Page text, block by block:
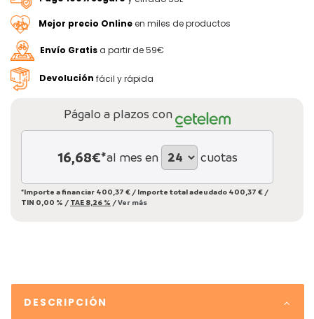
Mejor precio Onlineen miles de productos
Envío Gratisa partir de 59€
Devolución fácil y rápida
Págalo a plazos con
16,68€*al mes en cuotas
*Importe a financiar 400,37 € / Importe total adeudado 400,37 € /
TIN 0,00 % / TAE 8,26 % /Ver más
DESCRIPCIÓN